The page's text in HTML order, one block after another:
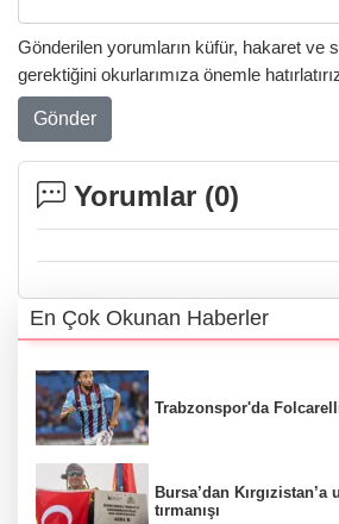
Gönderilen yorumların küfür, hakaret ve
gerektiğini okurlarımıza önemle
Gönder
Yorumlar (0)
En Çok Okunan Haberler
Trabzonspor'da
Bursa’dan Kırgızistan’a
tırmanışı